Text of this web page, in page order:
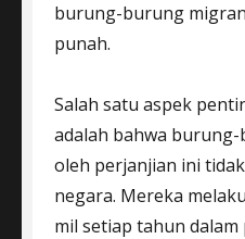
burung-burung
punah.
Salah satu aspek
adalah bahwa
oleh perjanjian ini
negara. Mereka
mil setiap tahun